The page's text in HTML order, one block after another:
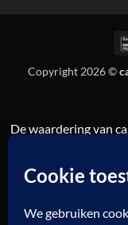
Copyright 2026 ©
De waardering van